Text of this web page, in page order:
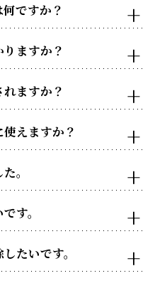
ですか？
ますか？
ますか？
えますか？
。
す。
たいです。